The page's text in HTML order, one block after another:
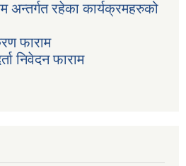
अन्तर्गत रहेका कार्यक्रमहरुको
फाराम
निवेदन फाराम